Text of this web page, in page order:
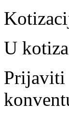
U
Prijaviti